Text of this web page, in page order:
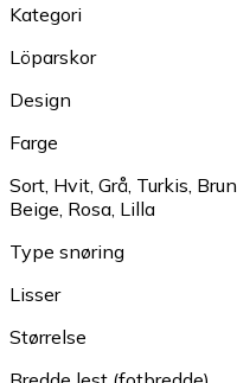
Kategori
Löparskor
Design
Farge
Sort Hvit Grå Turkis Brun
Beige Rosa Lilla
Type snøring
Lisser
Størrelse